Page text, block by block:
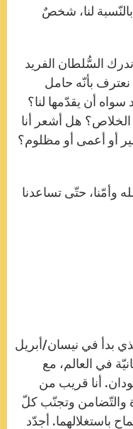
لنا، شخصٌ
السُّلطان الفريد
بأنّه حامل
أن يقدّمها لنا؟
الخلاص؟ هل أشعر أنا
أو أعمى أو مظلوم؟
وأمّنا، حتّى تساعدنا
بدأ في نيسان/أبريل
في العالم، مع
أنا قريب من
والتّضامن وتجنّب كلّ
باستغلالهما. أجدّد